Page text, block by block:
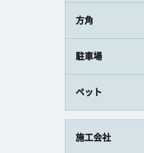
方角
駐車場
ペット
施工会社